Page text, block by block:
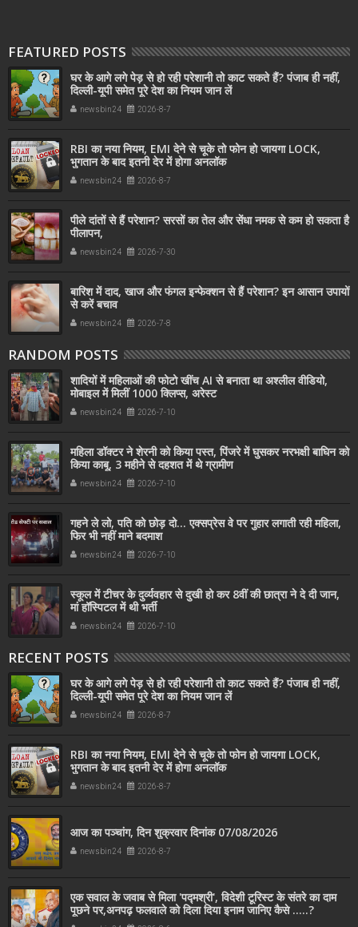
FEATURED POSTS
घर के आगे लगे पेड़ से हो रही परेशानी तो काट सकते हैं? पंजाब ही नहीं,
दिल्‍ली-यूपी समेत पूरे देश का नियम जान लें
newsbin24 2026-8-7
RBI का नया नियम, EMI देने से चूके तो फोन हो जायगा LOCK,
भुगतान के बाद इतनी देर में होगा अनलॉक
newsbin24 2026-8-7
पीले दांतों से हैं परेशान? सरसों का तेल और सेंधा नमक से कम हो सकता है
पीलापन,
newsbin24 2026-7-30
बारिश में दाद, खाज और फंगल इन्फेक्शन से हैं परेशान? इन आसान उपायों
से करें बचाव
newsbin24 2026-7-8
RANDOM POSTS
शादियों में महिलाओं की फोटो खींच AI से बनाता था अश्लील वीडियो,
मोबाइल में मिलीं 1000 क्लिप्स, अरेस्ट
newsbin24 2026-7-10
महिला डॉक्टर ने शेरनी को किया पस्त, पिंजरे में घुसकर नरभक्षी बाघिन को
किया काबू, 3 महीने से दहशत में थे ग्रामीण
newsbin24 2026-7-10
गहने ले लो, पति को छोड़ दो... एक्सप्रेस वे पर गुहार लगाती रही महिला,
फिर भी नहीं माने बदमाश
newsbin24 2026-7-10
स्कूल में टीचर के दुर्व्यवहार से दुखी हो कर 8वीं की छात्रा ने दे दी जान,
मां हॉस्पिटल में थी भर्ती
newsbin24 2026-7-10
RECENT POSTS
घर के आगे लगे पेड़ से हो रही परेशानी तो काट सकते हैं? पंजाब ही नहीं,
दिल्‍ली-यूपी समेत पूरे देश का नियम जान लें
newsbin24 2026-8-7
RBI का नया नियम, EMI देने से चूके तो फोन हो जायगा LOCK,
भुगतान के बाद इतनी देर में होगा अनलॉक
newsbin24 2026-8-7
आज का पञ्चांग, दिन शुक्रवार दिनांक 07/08/2026
newsbin24 2026-8-7
एक सवाल के जवाब से मिला 'पद्मश्री', विदेशी टूरिस्ट के संतरे का दाम
पूछने पर,अनपढ़ फलवाले को दिला दिया इनाम जानिए कैसे .....?